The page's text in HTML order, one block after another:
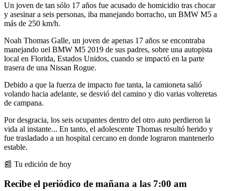
Un joven de tan sólo 17 años fue acusado de homicidio tras chocar
y asesinar a seis personas, iba manejando borracho, un BMW M5 a
más de 250 km/h.
Noah Thomas Galle, un joven de apenas 17 años se encontraba
manejando uel BMW M5 2019 de sus padres, sobre una autopista
local en Florida, Estados Unidos, cuando se impactó en la parte
trasera de una Nissan Rogue.
Debido a que la fuerza de impacto fue tanta, la camioneta salió
volando hacia adelante, se desvió del camino y dio varias volteretas
de campana.
Por desgracia, los seis ocupantes dentro del otro auto perdieron la
vida al instante... En tanto, el adolescente Thomas resultó herido y
fue trasladado a un hospital cercano en donde lograron mantenerlo
estable.
📰 Tu edición de hoy
Recibe el periódico de mañana a las 7:00 am